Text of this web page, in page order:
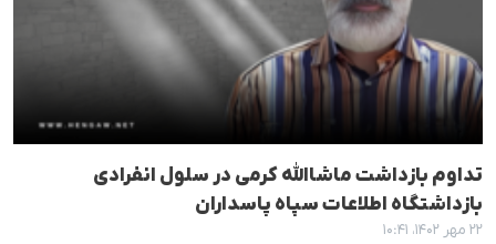
تداوم بازداشت ماشاالله کرمی در سلول انفرادی
بازداشتگاه اطلاعات سپاه پاسداران
۲۲ مهر ۱۴۰۲، ۱۰:۴۱